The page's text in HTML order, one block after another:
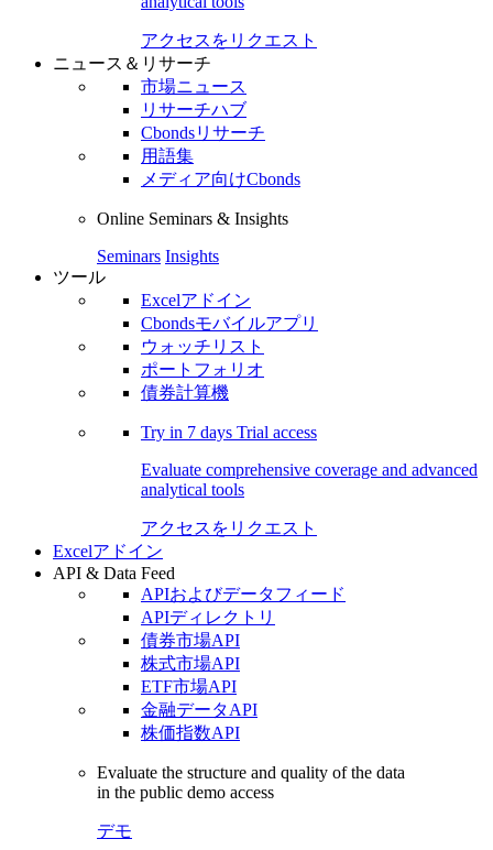
アクセスをリクエスト
ニュース＆リサーチ
市場ニュース
リサーチハブ
Cbondsリサーチ
用語集
メディア向けCbonds
Online Seminars & Insights
Seminars Insights
ツール
Excelアドイン
Cbondsモバイルアプリ
ウォッチリスト
ポートフォリオ
債券計算機
Try in 7 days Trial access
Evaluate comprehensive coverage and advanced
analytical tools
アクセスをリクエスト
Excelアドイン
API & Data Feed
APIおよびデータフィード
APIディレクトリ
債券市場API
株式市場API
ETF市場API
金融データAPI
株価指数API
Evaluate the structure and quality of the data
in the public demo access
デモ